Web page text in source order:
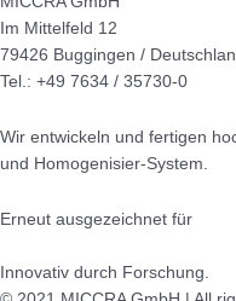
Im Mittelfeld 12
79426 Buggingen /
Tel.: +49 7634 / 35730-0
Wir entwickeln und fertigen
und Homogenisier-System.
Erneut ausgezeichnet für
Innovativ durch Forschung.